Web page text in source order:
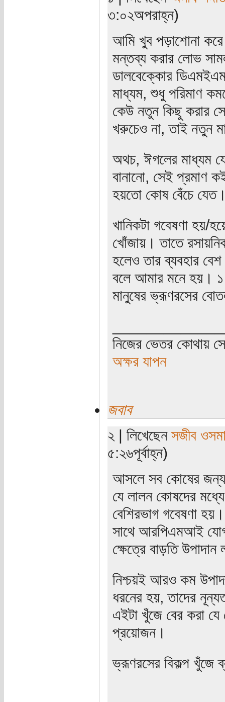
৩:০২অপরাহ্ন)
আমি খুব পড়াশোনা করে
মন্তব্য করার লোভ
ডালবেক্কোর ডিএমইএম
মাধ্যম, শুধু পরিমাণ
কেউ নতুন কিছু করার
খরুচেও না, তাই নতুন
অথচ, ঈগলের মাধ্যম
বানানো, সেই প্রমাণ
হয়তো কোষ বেঁচে
খানিকটা গবেষণা হয়/
খোঁজায়। তাতে
হলেও তার ব্যবহার বেশ
বলে আমার মনে হয়। ১
মানুষের ভ্রূণরসের
নিজের ভেতর কোথায়
অক্ষর যাপন
জবাব
২ | লিখেছেন সজীব
৫:২৬পূর্বাহ্ন)
আসলে সব কোষের জন্য
যে লালন কোষদের
বেশিরভাগ গবেষণা
সাথে আরপিএমআই যোগ
ক্ষেত্রে বাড়তি উপাদান
নিশ্চয়ই আরও কম
ধরনের হয়, তাদের
এইটা খুঁজে বের করা
প্রয়োজন।
ভ্রূণরসের বিকল্প খুঁজে